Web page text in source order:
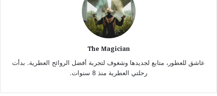
The Magician
عاشق للعطور، متابع لجديدها وشغوف لتجربة أفضل الروائح العطرية. بدأت
رحلتي العطرية منذ 8 سنوات.